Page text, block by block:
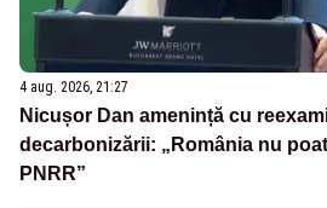
4 aug. 2026, 21:27
Nicușor Dan amenință cu
decarbonizării: „România nu
PNRR”